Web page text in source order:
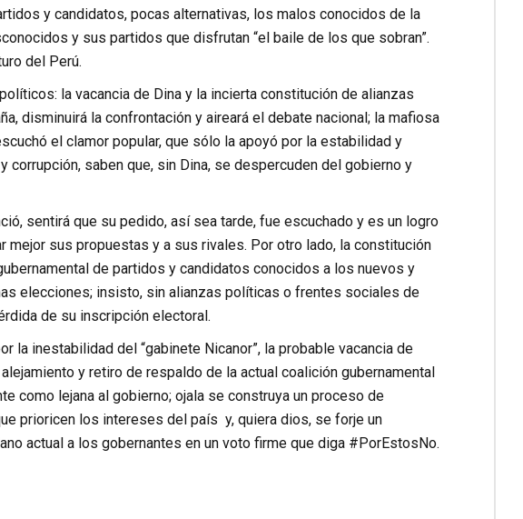
y candidatos, pocas alternativas, los malos conocidos de la
y sus partidos que disfrutan “el baile de los que sobran”.
del Perú.
la vacancia de Dina y la incierta constitución de alianzas
disminuirá la confrontación y aireará el debate nacional; la mafiosa
el clamor popular, que sólo la apoyó por la estabilidad y
saben que, sin Dina, se despercuden del gobierno y
sentirá que su pedido, así sea tarde, fue escuchado y es un logro
mejor sus propuestas y a sus rivales. Por otro lado, la constitución
de partidos y candidatos conocidos a los nuevos y
elecciones; insisto, sin alianzas políticas o frentes sociales de
de su inscripción electoral.
la inestabilidad del “gabinete Nicanor”, la probable vacancia de
y retiro de respaldo de la actual coalición gubernamental
como lejana al gobierno; ojala se construya un proceso de
prioricen los intereses del país y, quiera dios, se forje un
actual a los gobernantes en un voto firme que diga #PorEstosNo.